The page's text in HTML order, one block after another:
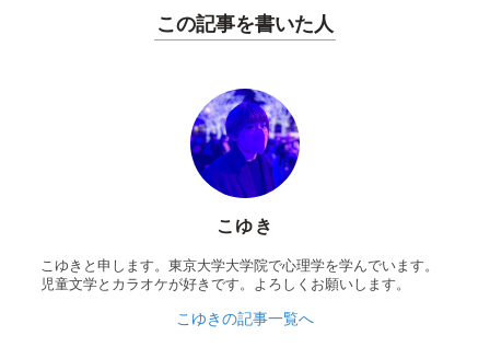
この記事を書いた人
こゆき
こゆきと申します。東京大学大学院で心理学を学んでいます。
児童文学とカラオケが好きです。よろしくお願いします。
こゆきの記事一覧へ